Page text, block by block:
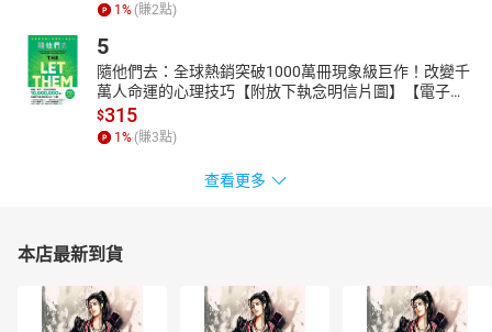
1 % (賺2點)
5
隨他們去：全球熱銷突破1000萬冊現象級巨作！改變千
萬人命運的心理技巧【附放下執念明信片圖】【電子
書】
$315
1 % (賺3點)
查看更多
本店最新到貨